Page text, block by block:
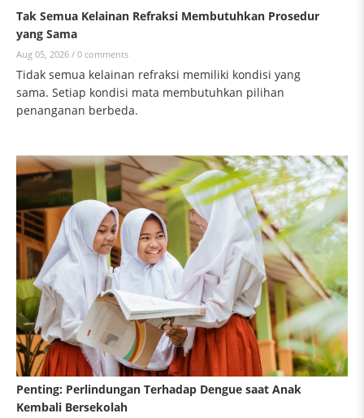
Tak Semua Kelainan Refraksi Membutuhkan Prosedur
yang Sama
Aug 05, 2026 / 0 comments
Tidak semua kelainan refraksi memiliki kondisi yang
sama. Setiap kondisi mata membutuhkan pilihan
penanganan berbeda.
Penting: Perlindungan Terhadap Dengue saat Anak
Kembali Bersekolah